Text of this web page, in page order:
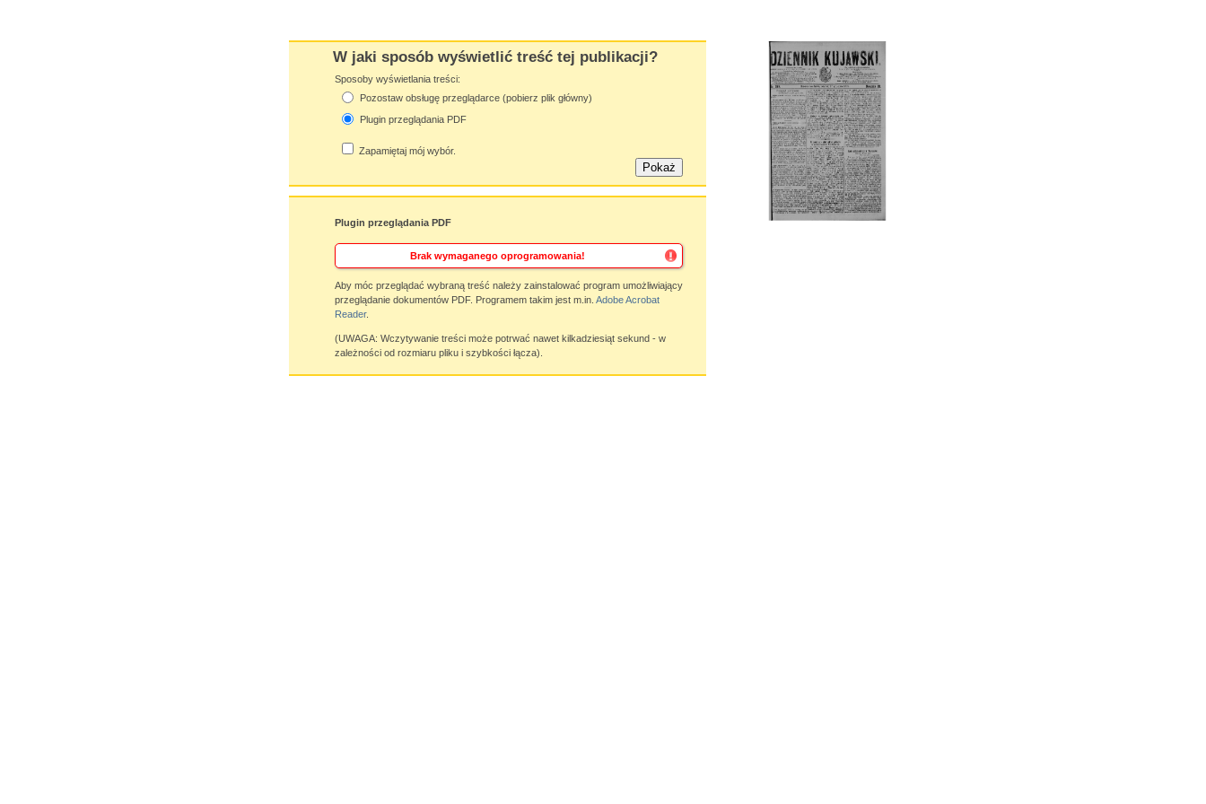
W jaki sposób wyświetlić treść tej publikacji?
Sposoby wyświetlania treści:
Pozostaw obsługę przeglądarce (pobierz plik główny)
Plugin przeglądania PDF
Zapamiętaj mój wybór.
Plugin przeglądania PDF
Brak wymaganego oprogramowania!
Aby móc przeglądać wybraną treść należy zainstalować program umożliwiający
przeglądanie dokumentów PDF. Programem takim jest m.in. Adobe Acrobat
Reader.
(UWAGA: Wczytywanie treści może potrwać nawet kilkadziesiąt sekund - w
zależności od rozmiaru pliku i szybkości łącza).